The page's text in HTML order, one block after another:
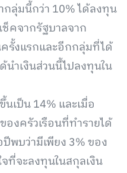
ลุ่มนี้กว่า 10% ได้ลงทุน
คจากรัฐบาลจาก
รั้งแรกและอีกกลุ่มที่ได้
นำเงินส่วนนี้ไปลงทุนใน
เป็น 14% และเมื่อ
องครัวเรือนที่ทำรายได้
พบว่ามีเพียง 3% ของ
ที่จะลงทุนในสกุลเงิน